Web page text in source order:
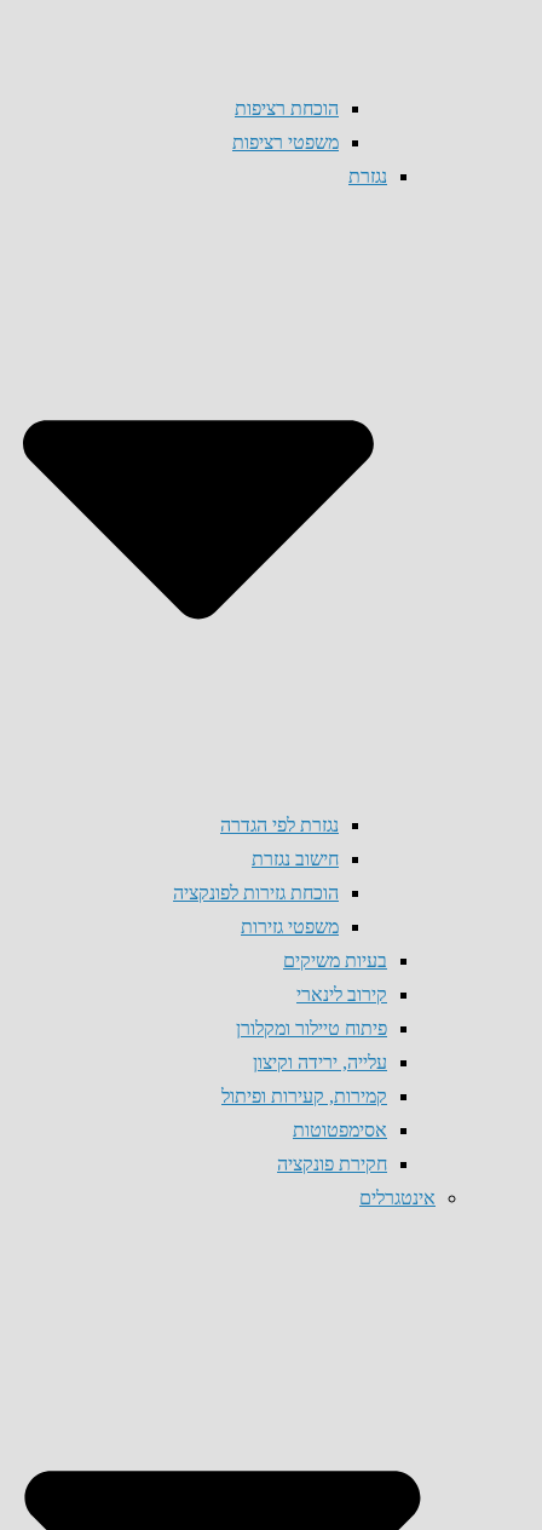
הוכחת רציפות
משפטי רציפות
נגזרת
נגזרת לפי הגדרה
חישוב נגזרת
הוכחת גזירות לפונקציה
משפטי גזירות
בעיות משיקים
קירוב לינארי
פיתוח טיילור ומקלורן
עלייה, ירידה וקיצון
קמירות, קעירות ופיתול
אסימפטוטות
חקירת פונקציה
אינטגרלים